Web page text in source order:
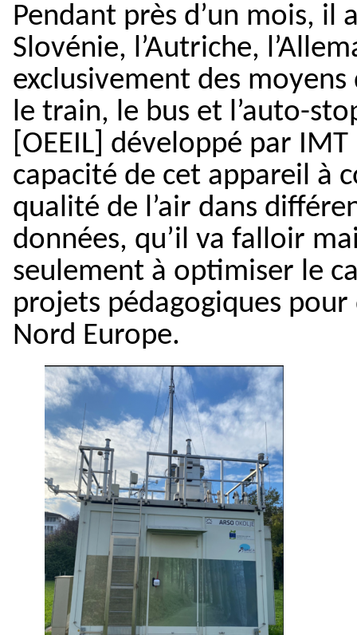
Pendant près d’un mois, il
Slovénie, l’Autriche,
exclusivement des
le train, le bus et l’auto-
[OEEIL] développé par IMT
capacité de cet appareil à
qualité de l’air dans
données, qu’il va falloir
seulement à optimiser le
projets pédagogiques
Nord Europe.